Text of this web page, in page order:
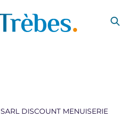
SARL DISCOUNT MENUISERIE